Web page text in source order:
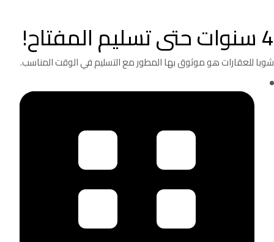
4 سنوات حتى تسليم المفتاح!
شوبا للعقارات هو موثوق بها المطور مع التسليم في الوقت المناسب.